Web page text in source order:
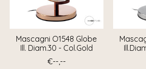
Mascagni O1548 Globe
Ill. Diam.30 - Col.Gold
€--,--